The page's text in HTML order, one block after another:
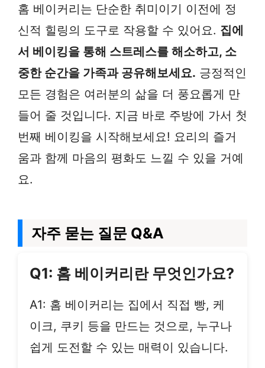
홈 베이커리는 단순한 취미이기 이전에 정
신적 힐링의 도구로 작용할 수 있어요. 집에
서 베이킹을 통해 스트레스를 해소하고, 소
중한 순간을 가족과 공유해보세요. 긍정적인
모든 경험은 여러분의 삶을 더 풍요롭게 만
들어 줄 것입니다. 지금 바로 주방에 가서 첫
번째 베이킹을 시작해보세요! 요리의 즐거
움과 함께 마음의 평화도 느낄 수 있을 거예
요.
자주 묻는 질문 Q&A
Q1: 홈 베이커리란 무엇인가요?
A1: 홈 베이커리는 집에서 직접 빵, 케
이크, 쿠키 등을 만드는 것으로, 누구나
쉽게 도전할 수 있는 매력이 있습니다.